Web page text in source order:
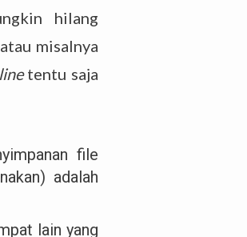
hilang
misalnya
tentu saja
file
adalah
lain yang